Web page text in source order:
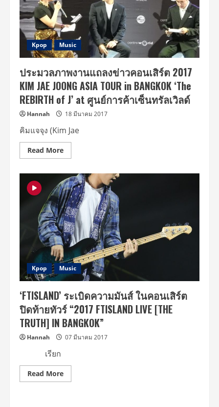
BANGKOK
‘The
REBIRTH
of
Kpop Music
ประมวลภาพงานแถลงข่าวคอนเสิร์ต 2017
KIM JAE JOONG ASIA TOUR in BANGKOK ‘The
REBIRTH of J’ at ศูนย์การค้าเซ็นทรัลเวิลด์
Hannah 18 มีนาคม 2017
คิมแจจุง (Kim Jae
Read MoreRead
more
ภาพ
งาน
แถลง
ข่าว
คอนเสิร์ต
2017
KIM
JAE
JOONG
ASIA
TOUR
in
BANGKOK
‘The
REBIRTH
of
at
ศูนย์การค้า
เซ็นทรัล
เวิลด์
Kpop Music
‘FTISLAND’ ระเบิดความมันส์ ในคอนเสิร์ต
ปิดท้ายทัวร์ “2017 FTISLAND LIVE [THE
TRUTH] IN BANGKOK”
Hannah 07 มีนาคม 2017
เรียก
Read MoreRead
more